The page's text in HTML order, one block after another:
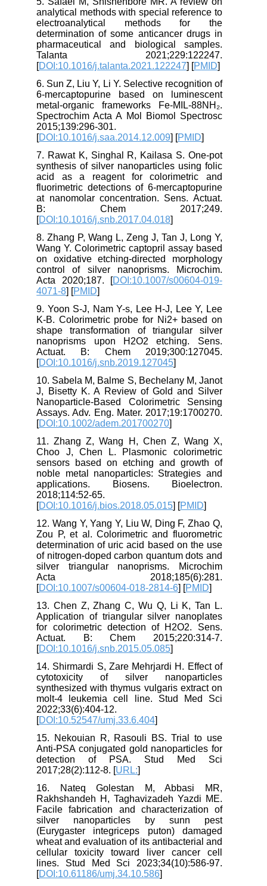
analytical methods with special reference to
electroanalytical methods for the
determination of some anticancer drugs in
pharmaceutical and biological samples.
Talanta 2021;229:122247.
[DOI:10.1016/j.talanta.2021.122247] [PMID
6. Sun Z, Liu Y, Li Y. Selective recognition of
6-mercaptopurine based on luminescent
metal-organic frameworks Fe-MIL-88NH₂.
Spectrochim Acta A Mol Biomol Spectrosc
2015;139:296-301.
[DOI:10.1016/j.saa.2014.12.009] [PMID
7. Rawat K, Singhal R, Kailasa S. One-pot
synthesis of silver nanoparticles using folic
acid as a reagent for colorimetric and
fluorimetric detections of 6-mercaptopurine
at nanomolar concentration. Sens. Actuat.
B: Chem 2017;249.
[DOI:10.1016/j.snb.2017.04.018
8. Zhang P, Wang L, Zeng J, Tan J, Long Y,
Wang Y. Colorimetric captopril assay based
on oxidative etching-directed morphology
control of silver nanoprisms. Microchim.
Acta 2020;187. [DOI:10.1007/s00604-019-
4071-8] [PMID
9. Yoon S-J, Nam Y-s, Lee H-J, Lee Y, Lee
K-B. Colorimetric probe for Ni2+ based on
shape transformation of triangular silver
nanoprisms upon H2O2 etching. Sens.
Actuat. B: Chem 2019;300:127045.
[DOI:10.1016/j.snb.2019.127045
10. Sabela M, Balme S, Bechelany M, Janot
J, Bisetty K. A Review of Gold and Silver
Nanoparticle-Based Colorimetric Sensing
Assays. Adv. Eng. Mater. 2017;19:1700270.
[DOI:10.1002/adem.201700270
11. Zhang Z, Wang H, Chen Z, Wang X,
Choo J, Chen L. Plasmonic colorimetric
sensors based on etching and growth of
noble metal nanoparticles: Strategies and
applications. Biosens. Bioelectron.
2018;114:52-65.
[DOI:10.1016/j.bios.2018.05.015] [PMID
12. Wang Y, Yang Y, Liu W, Ding F, Zhao Q,
Zou P, et al. Colorimetric and fluorometric
determination of uric acid based on the use
of nitrogen-doped carbon quantum dots and
silver triangular nanoprisms. Microchim
Acta 2018;185(6):281.
[DOI:10.1007/s00604-018-2814-6] [PMID
13. Chen Z, Zhang C, Wu Q, Li K, Tan L.
Application of triangular silver nanoplates
for colorimetric detection of H2O2. Sens.
Actuat. B: Chem 2015;220:314-7.
[DOI:10.1016/j.snb.2015.05.085
14. Shirmardi S, Zare Mehrjardi H. Effect of
cytotoxicity of silver nanoparticles
synthesized with thymus vulgaris extract on
molt-4 leukemia cell line. Stud Med Sci
2022;33(6):404-12.
[DOI:10.52547/umj.33.6.404
15. Nekouian R, Rasouli BS. Trial to use
Anti-PSA conjugated gold nanoparticles for
detection of PSA. Stud Med Sci
2017;28(2):112-8. [URL:
16. Nateq Golestan M, Abbasi MR,
Rakhshandeh H, Taghavizadeh Yazdi ME.
Facile fabrication and characterization of
silver nanoparticles by sunn pest
(Eurygaster integriceps puton) damaged
wheat and evaluation of its antibacterial and
cellular toxicity toward liver cancer cell
lines. Stud Med Sci 2023;34(10):586-97.
[DOI:10.61186/umj.34.10.586